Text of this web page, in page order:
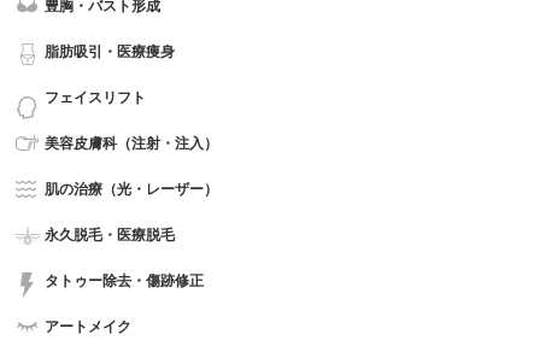
豊胸・バスト形成
脂肪吸引・医療痩身
フェイスリフト
美容皮膚科（注射・注入）
肌の治療（光・レーザー）
永久脱毛・医療脱毛
タトゥー除去・傷跡修正
アートメイク